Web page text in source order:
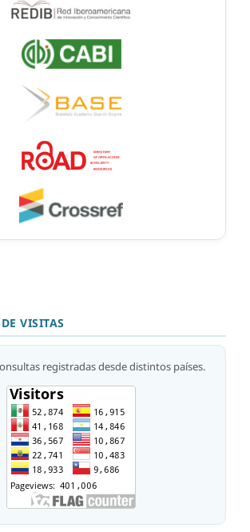
VISITAS
registradas desde distintos países.